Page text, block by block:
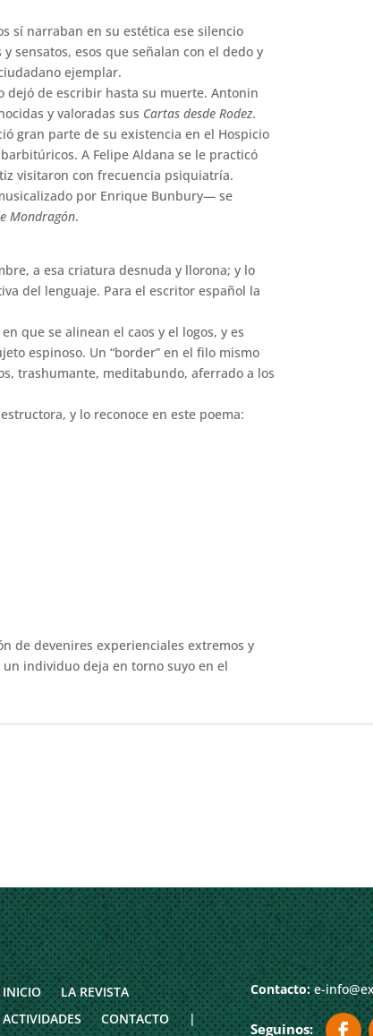
sí narraban en su estética ese silencio
sensatos, esos que señalan con el dedo y
ejemplar.
dejó de escribir hasta su muerte. Antonin
y valoradas sus Cartas desde Rodez.
gran parte de su existencia en el Hospicio
A Felipe Aldana se le practicó
visitaron con frecuencia psiquiatría.
por Enrique Bunbury— se
Mondragón.
a esa criatura desnuda y llorona; y lo
del lenguaje. Para el escritor español la
que se alinean el caos y el logos, y es
espinoso. Un “border” en el filo mismo
trashumante, meditabundo, aferrado a los
y lo reconoce en este poema:
de devenires experienciales extremos y
individuo deja en torno suyo en el
INICIO
LA REVISTA
ACTIVIDADES
CONTACTO |
Contacto:e-